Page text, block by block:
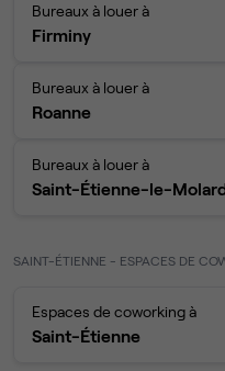
Bureaux à louer à
Firminy
Bureaux à louer à
Roanne
Bureaux à louer à
Saint-Étienne-le-
SAINT-ÉTIENNE - ESPACES DE
Espaces de coworking à
Saint-Étienne